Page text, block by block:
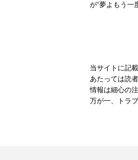
が“夢よもう一
当サイトに記
あたっては読
情報は細心の
万が一、トラ